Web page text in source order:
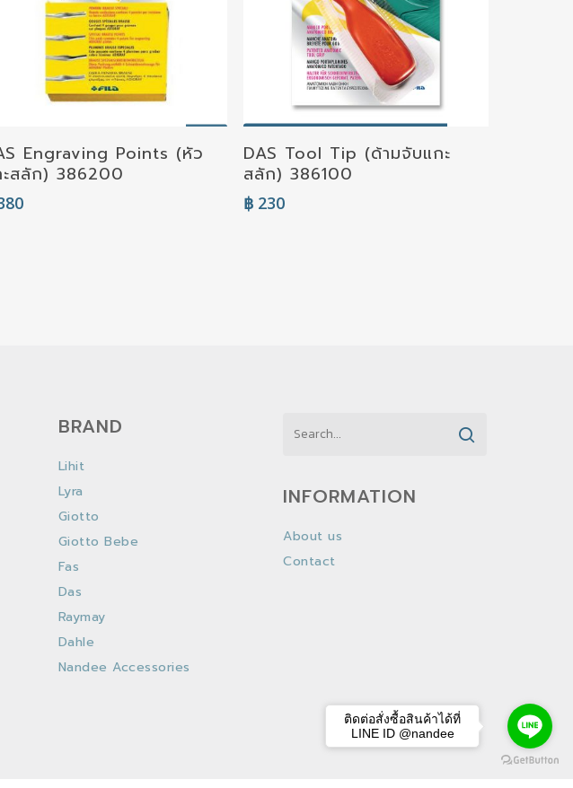
Add To Cart
Engraving Points (หัว
สลัก) 386200
DAS Tool Tip (ด้ามจับแกะ
สลัก) 386100
฿230
BRAND
Lihit
Lyra
Giotto
Giotto Bebe
Fas
Das
Raymay
Dahle
Nandee Accessories
INFORMATION
About us
Contact
ติดต่อสั่งซื้อสินค้าได้ที่
LINE ID @nandee